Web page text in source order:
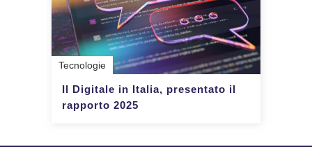
Tecnologie
Il Digitale in Italia, presentato il
rapporto 2025